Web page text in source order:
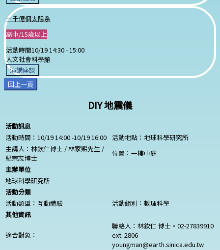
ㄧ千億個太陽系
高中/15歲以上
活動時間10/19 14:30 -15:00
人文社會科學館
演講座談
回上一頁
DIY 地震儀
活動訊息
活動時間：10/19 14:00 -10/19 16:00
活動地點：地球科學研究所
主講人：林欽仁博士 / 林家熙先生 /
紀宗志博士
位置：一樓中庭
主辦單位
地球科學研究所
活動分類
活動類型：互動體驗
活動組別：數理科學
其他資訊
適合對象：
聯絡人：林欽仁 博士。02-27839910
ext. 2806
youngman@earth.sinica.edu.tw